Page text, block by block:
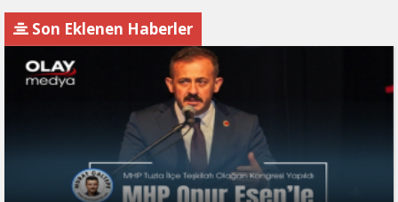
Son Eklenen Haberler